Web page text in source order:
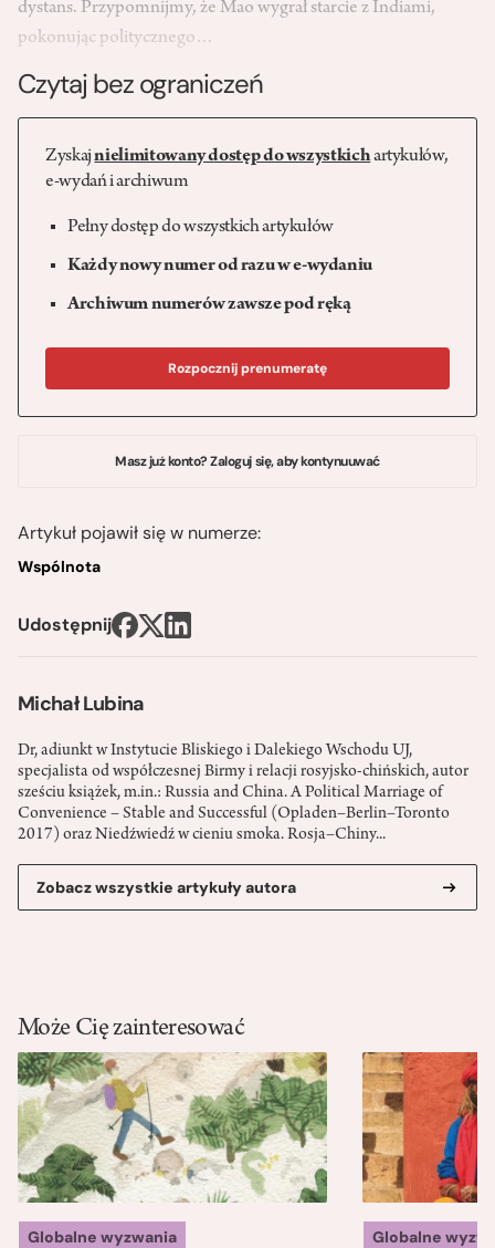
Michał Lubina
Dr, adiunkt w Instytucie Bliskiego i Dalekiego Wschodu UJ,
specjalista od współczesnej Birmy i relacji rosyjsko-chińskich, autor
sześciu książek, m.in.: Russia and China. A Political Marriage of
Convenience – Stable and Successful (Opladen–Berlin–Toronto
2017) oraz Niedźwiedź w cieniu smoka. Rosja–Chiny...
Zobacz wszystkie artykuły autora
dystans. Przypomnijmy, że Mao wygrał starcie z Indiami,
pokonując politycznego…
Czytaj bez ograniczeń
Zyskajnielimitowany dostęp do wszystkichartykułów,
e-wydań i archiwum
Pełny dostęp do wszystkich artykułów
Każdy nowy numer od razu w e-wydaniu
Archiwum numerów zawsze pod ręką
Rozpocznij prenumeratę
Masz już konto? Zaloguj się, aby kontynuuwać
Artykuł pojawił się w numerze:
Wspólnota
Udostępnij
Może Cię zainteresować
Globalne wyzwania Globalne